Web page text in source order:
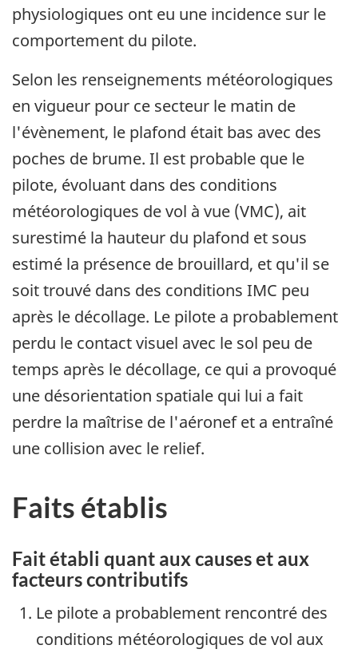
physiologiques ont eu une incidence sur le
comportement du pilote.
Selon les renseignements météorologiques
en vigueur pour ce secteur le matin de
l'évènement, le plafond était bas avec des
poches de brume. Il est probable que le
pilote, évoluant dans des conditions
météorologiques de vol à vue (VMC), ait
surestimé la hauteur du plafond et sous
estimé la présence de brouillard, et qu'il se
soit trouvé dans des conditions IMC peu
après le décollage. Le pilote a probablement
perdu le contact visuel avec le sol peu de
temps après le décollage, ce qui a provoqué
une désorientation spatiale qui lui a fait
perdre la maîtrise de l'aéronef et a entraîné
une collision avec le relief.
Faits établis
Fait établi quant aux causes et aux
facteurs contributifs
Le pilote a probablement rencontré des
conditions météorologiques de vol aux